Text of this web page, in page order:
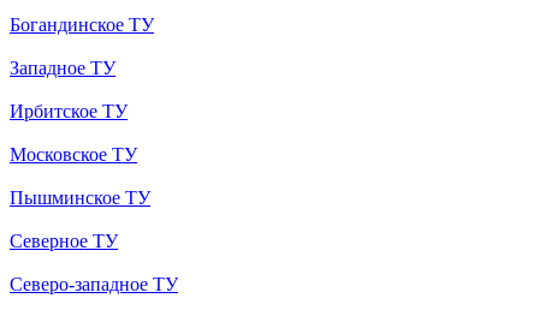
Богандинское ТУ
Западное ТУ
Ирбитское ТУ
Московское ТУ
Пышминское ТУ
Северное ТУ
Северо-западное ТУ